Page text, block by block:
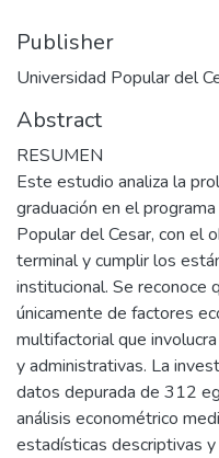
Publisher
Universidad Popular del
Abstract
RESUMEN
Este estudio analiza la
graduación en el
Popular del Cesar, con el
terminal y cumplir los
institucional. Se reconoce
únicamente de factores
multifactorial que
y administrativas. La
datos depurada de 312
análisis econométrico
estadísticas descriptivas